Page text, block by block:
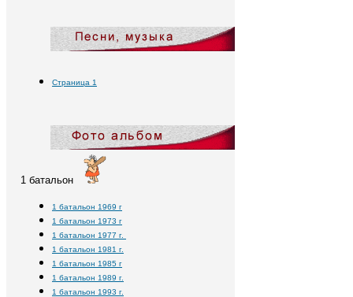
Страница 1
1 батальон
1 батальон 1969 г
1 батальон 1973 г
1 батальон 1977 г.
1 батальон 1981 г.
1 батальон 1985 г
1 батальон 1989 г.
1 батальон 1993 г.